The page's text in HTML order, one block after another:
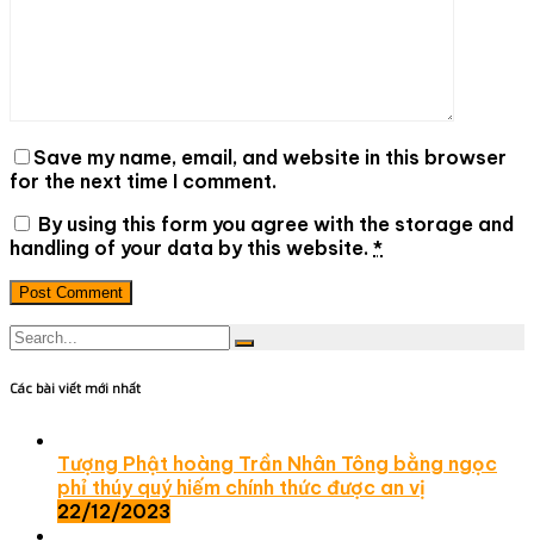
Save my name, email, and website in this browser
for the next time I comment.
By using this form you agree with the storage and
handling of your data by this website. *
Post Comment
Các bài viết mới nhất
Tượng Phật hoàng Trần Nhân Tông bằng ngọc
phỉ thúy quý hiếm chính thức được an vị
22/12/2023